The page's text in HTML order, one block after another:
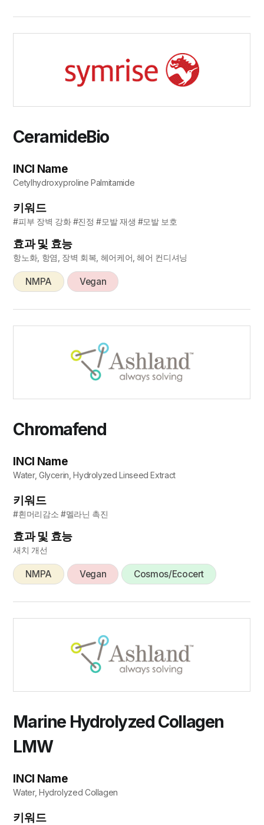
CeramideBio
INCI Name
Cetylhydroxyproline Palmitamide
키워드
#피부 장벽 강화 #진정 #모발 재생 #모발 보호
효과 및 효능
항노화, 항염, 장벽 회복, 헤어케어, 헤어 컨디셔닝
NMPA Vegan
Chromafend
INCI Name
Water, Glycerin, Hydrolyzed Linseed Extract
키워드
#흰머리감소 #멜라닌 촉진
효과 및 효능
새치 개선
NMPA Vegan Cosmos/Ecocert
Marine Hydrolyzed Collagen
LMW
INCI Name
Water, Hydrolyzed Collagen
키워드